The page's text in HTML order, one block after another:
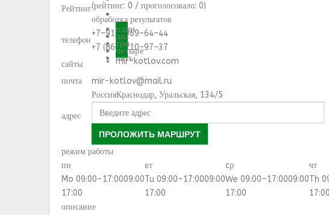
Рейтинг
один
два
три
четыре
пять
(рейтинг: 0 / проголосовало: 0)
обработка результатов
телефон
+7–918–969–64–44
+7 (861) 210–97–37
сайты
mir-kotlov.com
почта
mir-kotlov@mail.ru
адрес
РоссияКраснодар, Уральская, 134/5
ПРОЛОЖИТЬ МАРШРУТ
режим работы
пн
вт cр чт
Mo 09:00-17:0009:00
17:00
Tu 09:00-17:0009:00
17:00
We 09:00-17:0009:00
17:00
Th
17:00
описание